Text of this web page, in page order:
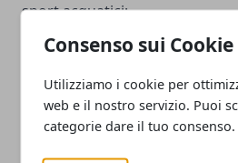
Consenso sui Cookie
Utilizziamo i cookie per
web e il nostro servizio. Puoi
categorie dare il tuo consenso.
sport acquatici;
il lago offre la possibilità di
i laghi, come ad esempio il
famosi parchi divertimento.